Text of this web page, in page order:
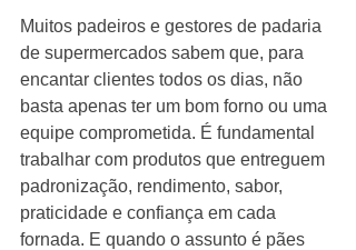
Muitos padeiros e gestores de padaria
de supermercados sabem que, para
encantar clientes todos os dias, não
basta apenas ter um bom forno ou uma
equipe comprometida. É fundamental
trabalhar com produtos que entreguem
padronização, rendimento, sabor,
praticidade e confiança em cada
fornada. E quando o assunto é pães